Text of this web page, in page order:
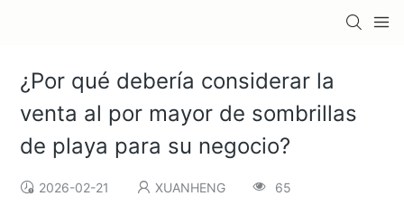
¿Por qué debería considerar la
venta al por mayor de sombrillas
de playa para su negocio?
2026-02-21 XUANHENG 65